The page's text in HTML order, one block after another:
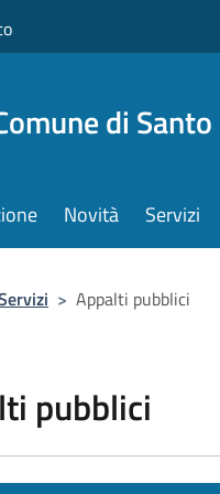
di
Novità Servizi
> Appalti pubblici
pubblici